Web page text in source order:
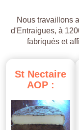
Nous travaillons
d'Entraigues, à
fabriqués et
St Nectaire
AOP :